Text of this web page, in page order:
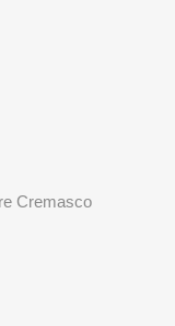
Cremasco